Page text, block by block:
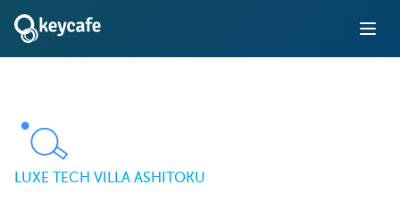
LUXE TECH VILLA ASHITOKU